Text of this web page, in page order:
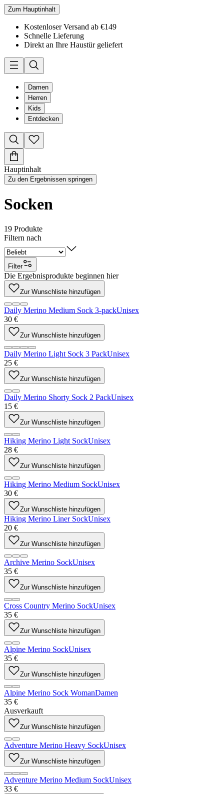
Zum Hauptinhalt
Kostenloser Versand ab €149
Schnelle Lieferung
Direkt an Ihre Haustür geliefert
Damen
Herren
Kids
Entdecken
Hauptinhalt
Zu den Ergebnissen springen
Socken
19 Produkte
Filtern nach
Filter
Die Ergebnisprodukte beginnen hier
Zur Wunschliste hinzufügen
Daily Merino Medium Sock 3-packUnisex
30 €
Zur Wunschliste hinzufügen
Daily Merino Light Sock 3 PackUnisex
25 €
Zur Wunschliste hinzufügen
Daily Merino Shorty Sock 2 PackUnisex
15 €
Zur Wunschliste hinzufügen
Hiking Merino Light SockUnisex
28 €
Zur Wunschliste hinzufügen
Hiking Merino Medium SockUnisex
30 €
Zur Wunschliste hinzufügen
Hiking Merino Liner SockUnisex
20 €
Zur Wunschliste hinzufügen
Archive Merino SockUnisex
35 €
Zur Wunschliste hinzufügen
Cross Country Merino SockUnisex
35 €
Zur Wunschliste hinzufügen
Alpine Merino SockUnisex
35 €
Zur Wunschliste hinzufügen
Alpine Merino Sock WomanDamen
35 €
Ausverkauft
Zur Wunschliste hinzufügen
Adventure Merino Heavy SockUnisex
Zur Wunschliste hinzufügen
Adventure Merino Medium SockUnisex
33 €